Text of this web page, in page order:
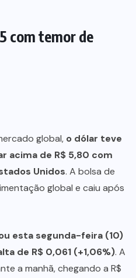
com temor de
global, o dólar teve
acima de R$ 5,80 com
Unidos. A bolsa de
global e caiu após
esta segunda-feira (10)
de R$ 0,061 (+1,06%). A
a manhã, chegando a R$